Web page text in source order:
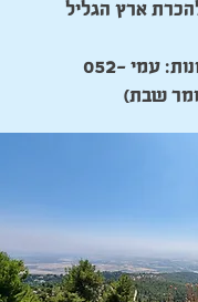
ארץ הגליל
עמי 052-
שבת)